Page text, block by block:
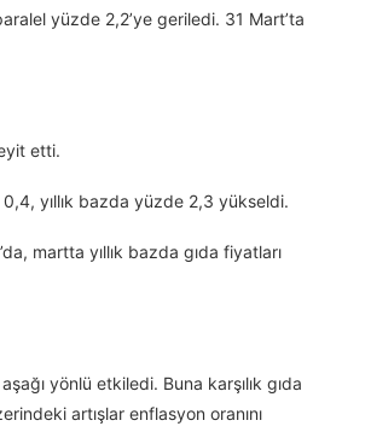
yüzde 2,2’ye geriledi. 31 Mart’ta
etti.
yıllık bazda yüzde 2,3 yükseldi.
martta yıllık bazda gıda fiyatları
yönlü etkiledi. Buna karşılık gıda
artışlar enflasyon oranını